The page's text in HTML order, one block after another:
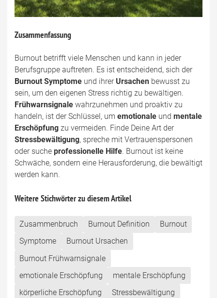
Zusammenfassung
Burnout betrifft viele Menschen und kann in jeder
Berufsgruppe auftreten. Es ist entscheidend, sich der
Burnout Symptome und ihrer Ursachen bewusst zu
sein, um den eigenen Stress richtig zu bewältigen.
Frühwarnsignale wahrzunehmen und proaktiv zu
handeln, ist der Schlüssel, um emotionale und mentale
Erschöpfung zu vermeiden. Finde Deine Art der
Stressbewältigung, spreche mit Vertrauenspersonen
oder suche professionelle Hilfe. Burnout ist keine
Schwäche, sondern eine Herausforderung, die bewältigt
werden kann.
Weitere Stichwörter zu diesem Artikel
Zusammenbruch Burnout Definition
Burnout
Symptome
Burnout Ursachen
Burnout Frühwarnsignale
emotionale Erschöpfung
mentale Erschöpfung
körperliche Erschöpfung
Stressbewältigung